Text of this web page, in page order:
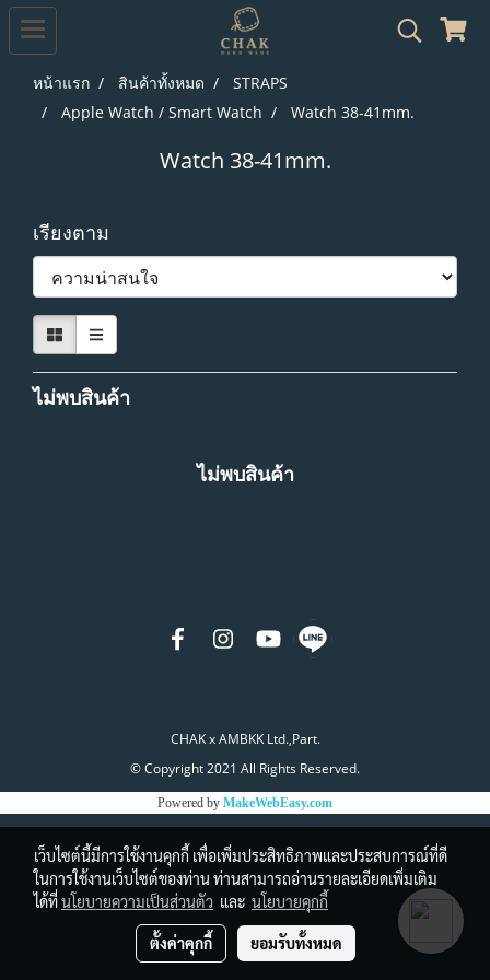
หน้าแรก สินค้าทั้งหมด
STRAPS
Apple Watch / Smart Watch
Watch 38-41mm.
Watch 38-41mm.
เรียงตาม
ไม่พบสินค้า
ไม่พบสินค้า
CHAK x AMBKK Ltd.,Part.
© Copyright 2021 All Rights Reserved.
Powered by MakeWebEasy.com
เว็บไซต์นี้มีการใช้งานคุกกี้ เพื่อเพิ่มประสิทธิภาพและประสบการณ์ที่ดี
ในการใช้งานเว็บไซต์ของท่าน ท่านสามารถอ่านรายละเอียดเพิ่มเติม
ได้ที่นโยบายความเป็นส่วนตัว และ นโยบายคุกกี้
ตั้งค่าคุกกี้ ยอมรับทั้งหมด